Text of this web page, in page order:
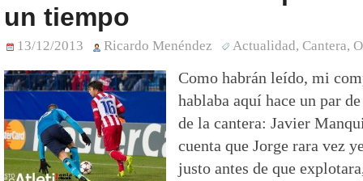
un tiempo
13/12/2013 Ricardo Menéndez Actualidad, Cantera,
Como habrán leído, mi
hablaba aquí hace un par
de la cantera: Javier
cuenta que Jorge rara vez
justo antes de que